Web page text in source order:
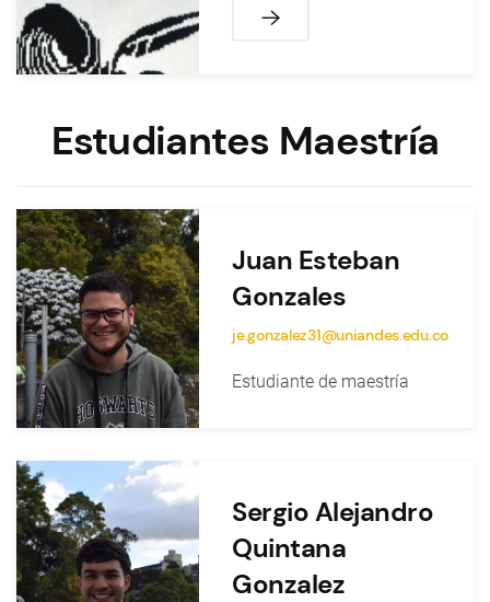
Estudiantes Maestría
Juan Esteban
Gonzales
je.gonzalez31@uniandes.edu.co
Estudiante de maestría
Sergio Alejandro
Quintana
Gonzalez